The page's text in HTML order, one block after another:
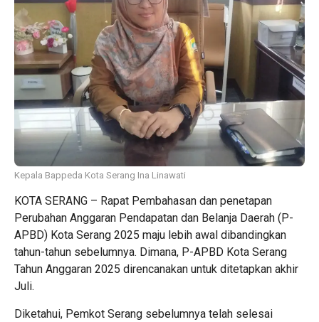
Kepala Bappeda Kota Serang Ina Linawati
KOTA SERANG – Rapat Pembahasan dan penetapan
Perubahan Anggaran Pendapatan dan Belanja Daerah (P-
APBD) Kota Serang 2025 maju lebih awal dibandingkan
tahun-tahun sebelumnya. Dimana, P-APBD Kota Serang
Tahun Anggaran 2025 direncanakan untuk ditetapkan akhir
Juli.
Diketahui, Pemkot Serang sebelumnya telah selesai